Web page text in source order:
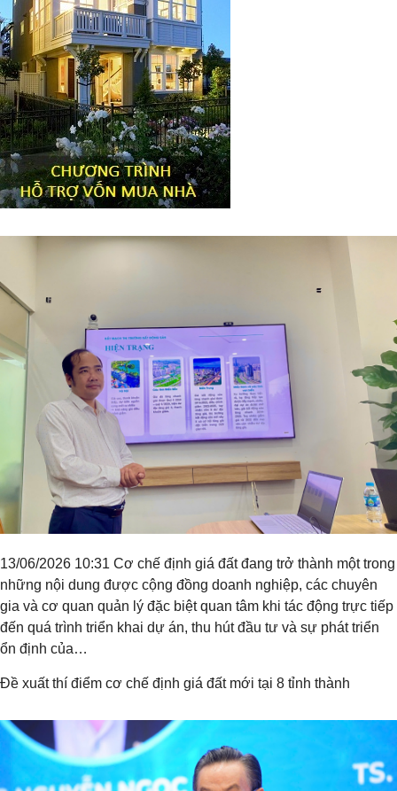
13/06/2026 10:31 Cơ chế định giá đất đang trở thành một trong
những nội dung được cộng đồng doanh nghiệp, các chuyên
gia và cơ quan quản lý đặc biệt quan tâm khi tác động trực tiếp
đến quá trình triển khai dự án, thu hút đầu tư và sự phát triển
ổn định của…
Đề xuất thí điểm cơ chế định giá đất mới tại 8 tỉnh thành